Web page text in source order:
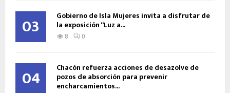
03 Gobierno de Isla Mujeres invita a disfrutar de
la exposición “Luz a...
8 0
04 Chacón refuerza acciones de desazolve de
pozos de absorción para prevenir
encharcamientos...